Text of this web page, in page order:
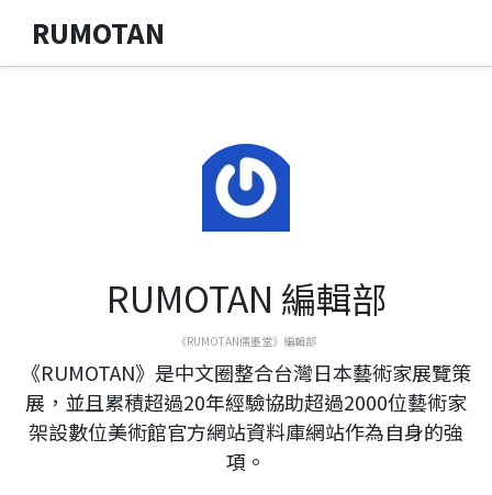
RUMOTAN
RUMOTAN 編輯部
《RUMOTAN儒墨堂》編輯部
《RUMOTAN》是中文圈整合台灣日本藝術家展覽策
展，並且累積超過20年經驗協助超過2000位藝術家
架設數位美術館官方網站資料庫網站作為自身的強
項。